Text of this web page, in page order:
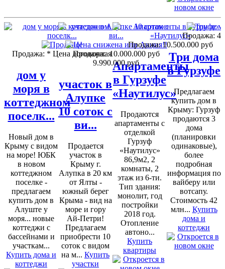
Продажа: * Цена договорная
дом у
моря в
коттеджном
поселк...
Новый дом в
Крыму с видом
на море! ЮБК
в новом
коттеджном
поселке -
предлагаем
купить дом в
Алуште у
моря... новые
коттеджи с
бассейнами и
участкам...
Купить дома и
коттеджи
Продажа:10.000.000 руб
9.990.000 руб
участок в
Алупке
10 соток с
ви...
Продается
участок в
Крыму г.
Алупка в 20 км
от Ялты -
южный берег
Крыма - вид на
море и гору
Ай-Петри!
Предлагаем
приобрести 10
соток с видом
на м... Купить
участки
Продажа:10.500.000 руб
Апартаменты
в Гурзуфе
«Наутилус»
Продаются
апартаменты с
отделкой
Гурзуф
«Наутилус»
86,9м2, 2
комнаты, 2
этаж из 6-ти.
Тип здания:
монолит, год
постройки
2018 год.
Отопление
автоно...
Купить
квартиры
Продажа:
Три дома
в Гурзуфе
Предлагаем
купить дом в
Крыму: Гурзуф
продаются 3
дома
(планировки
одинаковые),
более
подробная
информация по
вайберу или
вотсапу.
Стоимость 42
млн... Купить
дома и
коттеджи